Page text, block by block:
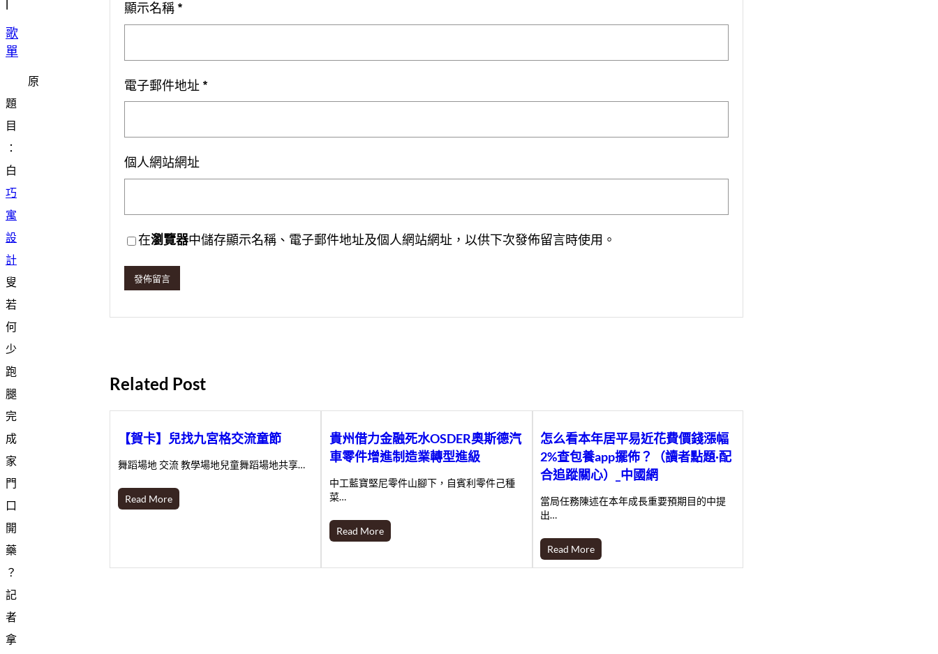
歌
單
原
題
目
：
白
巧
寓
設
計
叟
若
何
少
跑
腿
完
成
家
門
口
開
藥
？
記
者
拿
顯示名稱 *
電子郵件地址 *
個人網站網址
在瀏覽器中儲存顯示名稱、電子郵件地址及個人網站網址，以供下次發佈留言時使用。
Related Post
【賀卡】兒找九宮格交流童節
舞蹈場地 交流 教學場地兒童舞蹈場地共享…
Read More
貴州借力金融死水OSDER奧斯德汽
車零件增進制造業轉型進級
中工藍寶堅尼零件山腳下，自賓利零件己種
菜…
Read More
怎么看本年居平易近花費價錢漲幅
2%查包養app擺佈？（讀者點題·配
合追蹤關心）_中國網
當局任務陳述在本年成長重要預期目的中提
出…
Read More